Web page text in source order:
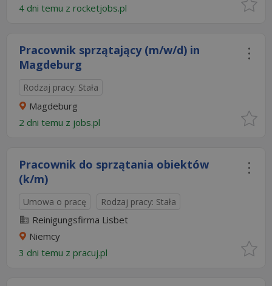
4 dni temu z rocketjobs.pl
Pracownik sprzątający (m/w/d) in
Magdeburg
Rodzaj pracy: Stała
Magdeburg
2 dni temu z jobs.pl
Pracownik do sprzątania obiektów
(k/m)
Umowa o pracę Rodzaj pracy: Stała
Reinigungsfirma Lisbet
Niemcy
3 dni temu z pracuj.pl